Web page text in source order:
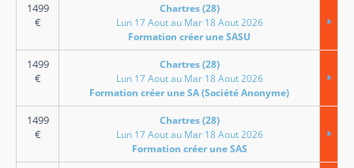
1499
€
Chartres (28)
Lun 17 Aout au Mar 18 Aout 2026
Formation créer une SASU
1499
€
Chartres (28)
Lun 17 Aout au Mar 18 Aout 2026
Formation créer une SA (Société Anonyme)
1499
€
Chartres (28)
Lun 17 Aout au Mar 18 Aout 2026
Formation créer une SAS